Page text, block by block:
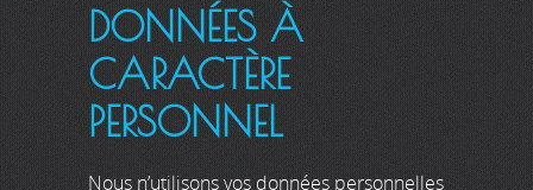
DONNÉES À
CARACTÈRE
PERSONNEL
Nous n’utilisons vos données personnelles